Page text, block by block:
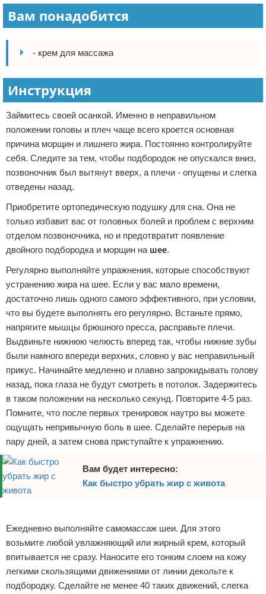
Хоккей
Детский спорт
Зимние виды спорта
Тренировки дома
Спортивное питание
Вам понадобится
- крем для массажа
Инструкция
Займитесь своей осанкой. Именно в неправильном
положении головы и плеч чаще всего кроется основная
причина морщин и лишнего жира. Постоянно контролируйте
себя. Следите за тем, чтобы подбородок не опускался вниз,
позвоночник был вытянут вверх, а плечи - опущены и слегка
отведены назад.
Приобретите ортопедическую подушку для сна. Она не
только избавит вас от головных болей и проблем с верхним
отделом позвоночника, но и предотвратит появление
двойного подбородка и морщин на шее.
Регулярно выполняйте упражнения, которые способствуют
устранению жира на шее. Если у вас мало времени,
достаточно лишь одного самого эффективного, при условии,
что вы будете выполнять его регулярно. Встаньте прямо,
напрягите мышцы брюшного пресса, расправьте плечи.
Выдвиньте нижнюю челюсть вперед так, чтобы нижние зубы
были намного впереди верхних, словно у вас неправильный
прикус. Начинайте медленно и плавно запрокидывать голову
назад, пока глаза не будут смотреть в потолок. Задержитесь
в таком положении на несколько секунд. Повторите 4-5 раз.
Помните, что после первых тренировок наутро вы можете
ощущать непривычную боль в шее. Сделайте перерыв на
пару дней, а затем снова приступайте к упражнению.
Вам будет интересно:
Как быстро убрать жир с живота
Ежедневно выполняйте самомассаж шеи. Для этого
возьмите любой увлажняющий или жирный крем, который
впитывается не сразу. Наносите его тонким слоем на кожу
легкими скользящими движениями от линии декольте к
подбородку. Сделайте не менее 40 таких движений, слегка